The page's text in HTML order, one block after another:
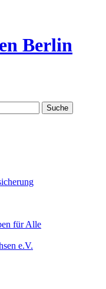
Suche
für Alle
e.V.